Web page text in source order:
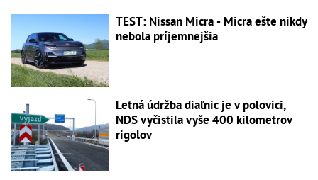
TEST: Nissan Micra - Micra ešte nikdy
nebola príjemnejšia
Letná údržba diaľnic je v polovici,
NDS vyčistila vyše 400 kilometrov
rigolov